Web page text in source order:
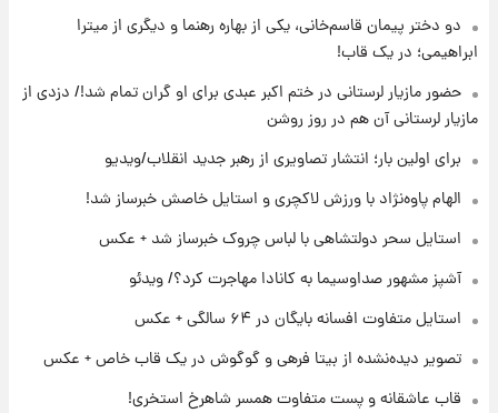
۲۳ ساعت پیش
لحظه برخورد رعد و برق به ساختمان مرکز تجارت
جهانی در آمریکا + فیلم
برای اولین بار؛ انتشار تصاویری از رهبر جدید
۱ روز پیش
دو دختر پیمان قاسم‌خانی، یکی از بهاره رهنما و دیگری از میترا
ابراهیمی؛ در یک قاب!
حضور مازیار لرستانی در ختم اکبر عبدی برای او گران تمام شد!/ دزدی از
مازیار لرستانی آن هم در روز روشن
برای اولین بار؛ انتشار تصاویری از رهبر جدید انقلاب/ویدیو
الهام پاوه‌نژاد با ورزش لاکچری و استایل خاصش خبرساز شد!
استایل سحر دولتشاهی با لباس چروک خبرساز شد + عکس
آشپز مشهور صداوسیما به کانادا مهاجرت کرد؟/ ویدئو
استایل متفاوت افسانه بایگان در ۶۴ سالگی + عکس
تصویر دیده‌نشده از بیتا فرهی و گوگوش در یک قاب خاص + عکس
قاب عاشقانه و پست متفاوت همسر شاهرخ استخری!